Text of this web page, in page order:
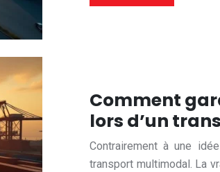
Comment
lors d’un
Contrairement à une
transport multimodal. La